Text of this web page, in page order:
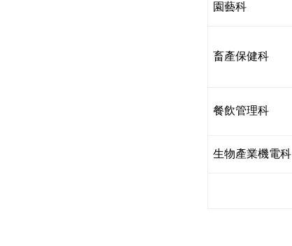
園藝科
畜產保健科
餐飲管理科
生物產業機電科